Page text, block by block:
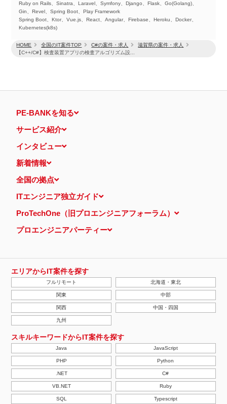
HOME 全国のIT案件TOP C#の案件・求人
滋賀県の案件・求人
【C++/C#】検査装置アプリの検査アルゴリズム設...
Ruby on Rails、Sinatra、Laravel、Symfony、Django、Flask、Go(Golang)、
Gin、Revel、Spring Boot、Play Framework
Spring Boot、Ktor、Vue.js、React、Angular、Firebase、Heroku、Docker、
Kubernetes(k8s)
PE-BANKを知る
サービス紹介
インタビュー
新着情報
全国の拠点
ITエンジニア独立ガイド
ProTechOne（旧プロエンジニアフォーラム）
プロエンジニアパーティー
エリアからIT案件を探す
フルリモート 北海道・東北
関東 中部
関西 中国・四国
九州
スキルキーワードからIT案件を探す
Java JavaScript
PHP Python
.NET C#
VB.NET Ruby
SQL Typescript